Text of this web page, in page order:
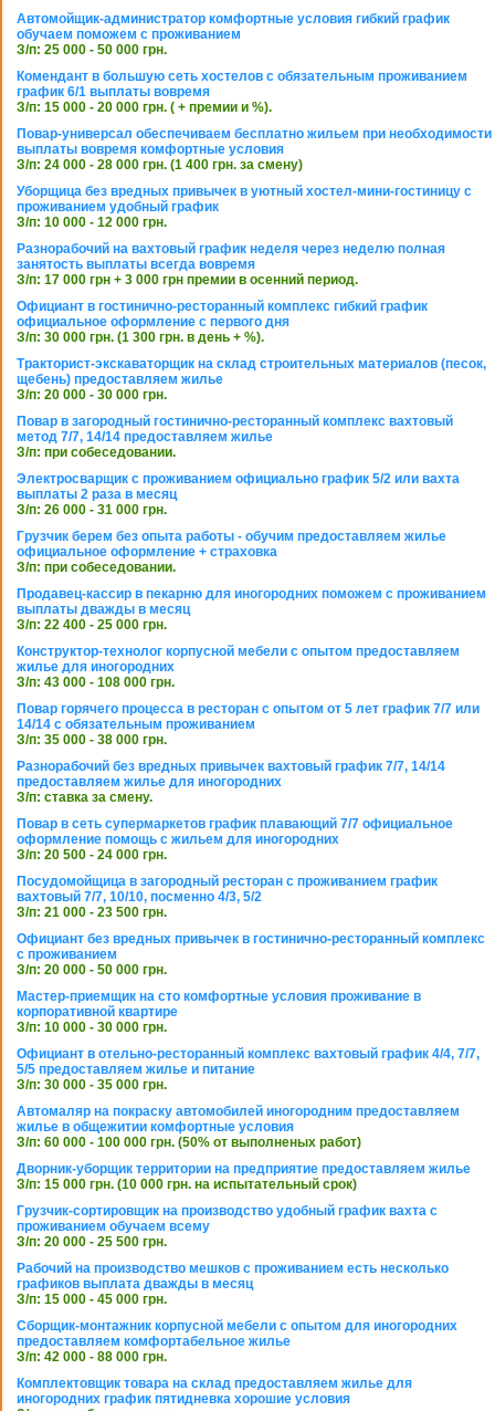
Автомойщик-администратор комфортные условия гибкий график
обучаем поможем с проживанием
З/п: 25 000 - 50 000 грн.
Комендант в большую сеть хостелов с обязательным проживанием
график 6/1 выплаты вовремя
З/п: 15 000 - 20 000 грн. ( + премии и %).
Повар-универсал обеспечиваем бесплатно жильем при необходимости
выплаты вовремя комфортные условия
З/п: 24 000 - 28 000 грн. (1 400 грн. за смену)
Уборщица без вредных привычек в уютный хостел-мини-гостиницу с
проживанием удобный график
З/п: 10 000 - 12 000 грн.
Разнорабочий на вахтовый график неделя через неделю полная
занятость выплаты всегда вовремя
З/п: 17 000 грн + 3 000 грн премии в осенний период.
Официант в гостинично-ресторанный комплекс гибкий график
официальное оформление с первого дня
З/п: 30 000 грн. (1 300 грн. в день + %).
Тракторист-экскаваторщик на склад строительных материалов (песок,
щебень) предоставляем жилье
З/п: 20 000 - 30 000 грн.
Повар в загородный гостинично-ресторанный комплекс вахтовый
метод 7/7, 14/14 предоставляем жилье
З/п: при собеседовании.
Электросварщик с проживанием официально график 5/2 или вахта
выплаты 2 раза в месяц
З/п: 26 000 - 31 000 грн.
Грузчик берем без опыта работы - обучим предоставляем жилье
официальное оформление + страховка
З/п: при собеседовании.
Продавец-кассир в пекарню для иногородних поможем с проживанием
выплаты дважды в месяц
З/п: 22 400 - 25 000 грн.
Конструктор-технолог корпусной мебели с опытом предоставляем
жилье для иногородних
З/п: 43 000 - 108 000 грн.
Повар горячего процесса в ресторан с опытом от 5 лет график 7/7 или
14/14 с обязательным проживанием
З/п: 35 000 - 38 000 грн.
Разнорабочий без вредных привычек вахтовый график 7/7, 14/14
предоставляем жилье для иногородних
З/п: ставка за смену.
Повар в сеть супермаркетов график плавающий 7/7 официальное
оформление помощь с жильем для иногородних
З/п: 20 500 - 24 000 грн.
Посудомойщица в загородный ресторан с проживанием график
вахтовый 7/7, 10/10, посменно 4/3, 5/2
З/п: 21 000 - 23 500 грн.
Официант без вредных привычек в гостинично-ресторанный комплекс
с проживанием
З/п: 20 000 - 50 000 грн.
Мастер-приемщик на сто комфортные условия проживание в
корпоративной квартире
З/п: 10 000 - 30 000 грн.
Официант в отельно-ресторанный комплекс вахтовый график 4/4, 7/7,
5/5 предоставляем жилье и питание
З/п: 30 000 - 35 000 грн.
Автомаляр на покраску автомобилей иногородним предоставляем
жилье в общежитии комфортные условия
З/п: 60 000 - 100 000 грн. (50% от выполненых работ)
Дворник-уборщик территории на предприятие предоставляем жилье
З/п: 15 000 грн. (10 000 грн. на испытательный срок)
Грузчик-сортировщик на производство удобный график вахта с
проживанием обучаем всему
З/п: 20 000 - 25 500 грн.
Рабочий на производство мешков с проживанием есть несколько
графиков выплата дважды в месяц
З/п: 15 000 - 45 000 грн.
Сборщик-монтажник корпусной мебели с опытом для иногородних
предоставляем комфортабельное жилье
З/п: 42 000 - 88 000 грн.
Комплектовщик товара на склад предоставляем жилье для
иногородних график пятидневка хорошие условия